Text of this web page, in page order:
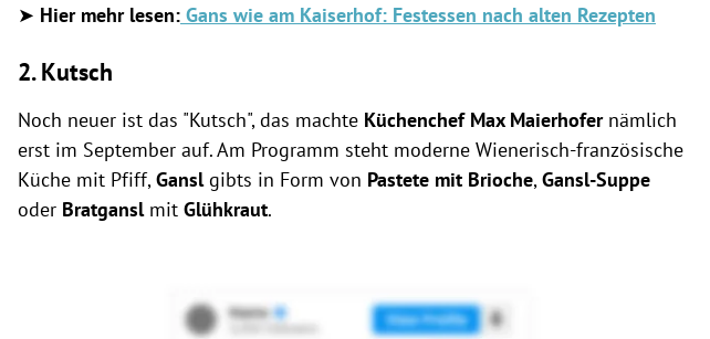
➤ Hier mehr lesen: Gans wie am Kaiserhof: Festessen nach alten Rezepten
2. Kutsch
Noch neuer ist das "Kutsch", das machte Küchenchef Max Maierhofernämlich
erst im September auf. Am Programm steht moderne Wienerisch-französische
Küche mit Pfiff,Ganslgibts in Form von Pastete mit Brioche,Gansl-Suppe
oder Bratgansl mit Glühkraut.